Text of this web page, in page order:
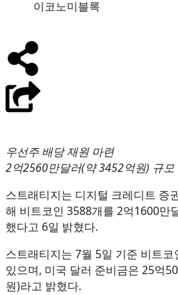
이코노미블록
우선주 배당 재원 마련
2억2560만달러(약 3452억원) 규모
스트래티지는 디지털 크레디트 증
해 비트코인 3588개를 2억1600만
했다고 6일 밝혔다.
스트래티지는 7월 5일 기준 비트
있으며, 미국 달러 준비금은 25억
원)라고 밝혔다.